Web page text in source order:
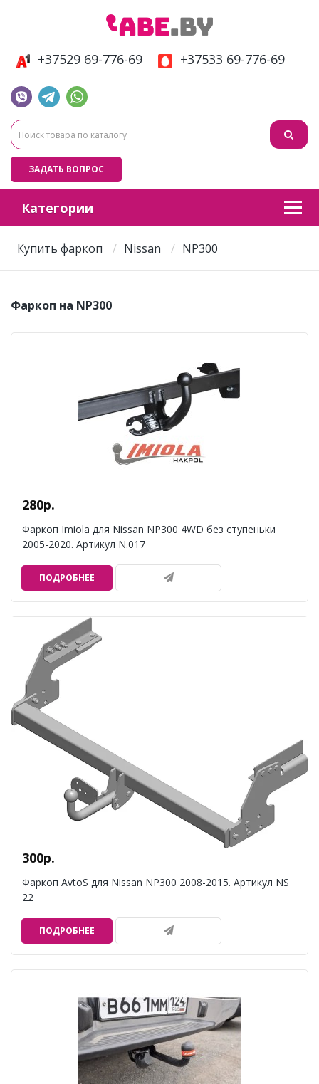
+37529 69-776-69 +37533 69-776-69
ЗАДАТЬ ВОПРОС
Категории
Купить фаркоп Nissan NP300
Фаркоп на NP300
280р.
Фаркоп Imiola для Nissan NP300 4WD без ступеньки
2005-2020. Артикул N.017
ПОДРОБНЕЕ
300р.
Фаркоп AvtoS для Nissan NP300 2008-2015. Артикул NS
22
ПОДРОБНЕЕ